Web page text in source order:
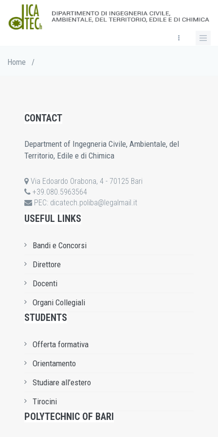
main
Breadcrumb
Home /
CONTACT
Department of Ingegneria Civile, Ambientale, del
Territorio, Edile e di Chimica
Via Edoardo Orabona, 4 - 70125 Bari
+39.080.5963564
PEC: dicatech.poliba@legalmail.it
USEFUL LINKS
Bandi e Concorsi
Direttore
Docenti
Organi Collegiali
STUDENTS
Offerta formativa
Orientamento
Studiare all’estero
Tirocini
POLYTECHNIC OF BARI